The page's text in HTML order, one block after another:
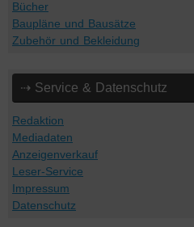
Bücher
Baupläne und Bausätze
Zubehör und Bekleidung
⇢ Service & Datenschutz
Redaktion
Mediadaten
Anzeigenverkauf
Leser-Service
Impressum
Datenschutz